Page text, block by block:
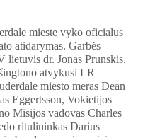
mieste vyko oficialus
atidarymas. Garbės
lietuvis dr. Jonas Prunskis.
atvykusi LR
miesto meras Dean
Eggertsson, Vokietijos
Misijos vadovas Charles
ritulininkas Darius